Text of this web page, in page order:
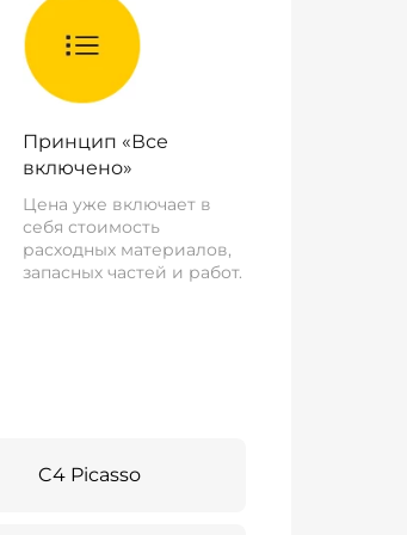
Принцип «Все
включено»
Цена уже включает в
себя стоимость
расходных материалов,
запасных частей и работ.
C4 Picasso